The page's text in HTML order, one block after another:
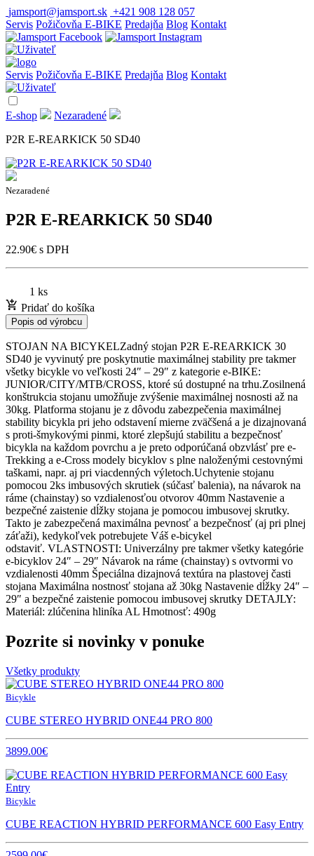
jamsport@jamsport.sk +421 908 128 057
Servis Požičovňa E-BIKE Predajňa Blog Kontakt
Servis Požičovňa E-BIKE Predajňa Blog Kontakt
E-shop
Nezaradené
P2R E-REARKICK 50 SD40
Nezaradené
P2R E-REARKICK 50 SD40
22.90€ s DPH
1 ks
Pridať do košíka
Popis od výrobcu
STOJAN NA BICYKELZadný stojan P2R E-REARKICK 30
SD40 je vyvinutý pre poskytnutie maximálnej stability pre takmer
všetky bicykle vo veľkosti 24″ – 29″ z kategorie e-BIKE:
JUNIOR/CITY/MTB/CROSS, ktoré sú dostupné na trhu.Zosilnená
konštrukcia stojanu umožňuje zvýšenie maximálnej nosnosti až na
30kg. Platforma stojanu je z dôvodu zabezpečenia maximálnej
stability bicykla pri jeho odstavení mierne zväčšená a je dizajnovaná
s proti-šmykovými pinmi, ktoré zlepšujú stabilitu a bezpečnosť
bicykla na každom povrchu a je preto odporúčaná obzvlásť pre e-
Trekking a e-Cross modely bicyklov s plne naloženými cestovnými
taškami, napr. aj pri viacdenných výletoch.Uchytenie stojanu
pomocou 2ks imbusových skrutiek (súčasť balenia), na návarok na
ráme (chainstay) so vzdialenosťou otvorov 40mm Nastavenie a
bezpečné zaistenie dĺžky stojana je pomocou imbusovej skrutky.
Takto je zabezpečená maximálna pevnosť a bezpečnosť (aj pri plnej
záťaži), kedykoľvek potrebujete Váš e-bicykel
odstaviť. VLASTNOSTI: Univerzálny pre takmer všetky kategórie
e-bicyklov 24″ – 29″ Návarok na ráme (chainstay) s ovtvormi vo
vzdialenosti 40mm Špeciálna dizajnová textúra na plastovej časti
stojana Maximálna nostnosť stojana až 30kg Nastavenie dĺžky 24″ –
29″ a bezpečné zaistenie pomocou imbusovej skrutky DETAJLY:
Materiál: zlúčenina hliníka AL Hmotnosť: 490g
Pozrite si novinky v ponuke
Všetky produkty
Bicykle
CUBE STEREO HYBRID ONE44 PRO 800
3899.00€
Bicykle
CUBE REACTION HYBRID PERFORMANCE 600 Easy Entry